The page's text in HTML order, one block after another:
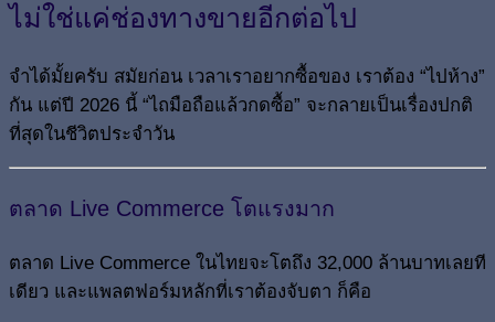
ไม่ใช่แค่ช่องทางขายอีกต่อไป
จำได้มั้ยครับ สมัยก่อน เวลาเราอยากซื้อของ เราต้อง “ไปห้าง”
กัน แต่ปี 2026 นี้ “ไถมือถือแล้วกดซื้อ” จะกลายเป็นเรื่องปกติ
ที่สุดในชีวิตประจำวัน
ตลาด Live Commerce โตแรงมาก
ตลาด Live Commerce ในไทยจะโตถึง 32,000 ล้านบาทเลยที
เดียว และแพลตฟอร์มหลักที่เราต้องจับตา ก็คือ